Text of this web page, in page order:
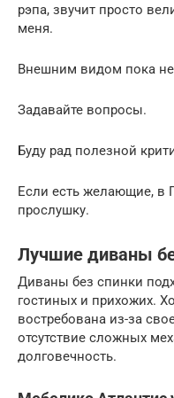
рэпа, звучит просто
меня.
Внешним видом пока
Задавайте вопросы.
Буду рад полезной
Если есть желающие, в
прослушку.
Лучшие диваны
Диваны без спинки
гостиных и прихожих.
востребована из-за
отсутствие сложных
долговечность.